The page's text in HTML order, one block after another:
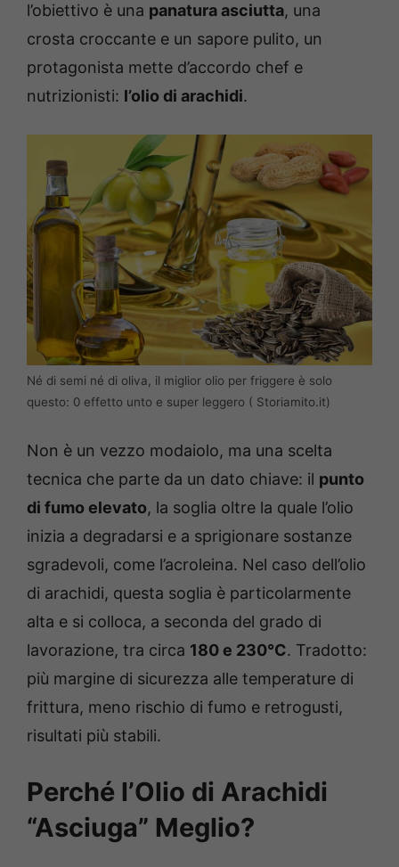
l’obiettivo è una panatura asciutta, una
crosta croccante e un sapore pulito, un
protagonista mette d’accordo chef e
nutrizionisti: l’olio di arachidi.
Né di semi né di oliva, il miglior olio per friggere è solo
questo: 0 effetto unto e super leggero ( Storiamito.it)
Non è un vezzo modaiolo, ma una scelta
tecnica che parte da un dato chiave: il punto
di fumo elevato, la soglia oltre la quale l’olio
inizia a degradarsi e a sprigionare sostanze
sgradevoli, come l’acroleina. Nel caso dell’olio
di arachidi, questa soglia è particolarmente
alta e si colloca, a seconda del grado di
lavorazione, tra circa 180 e 230°C. Tradotto:
più margine di sicurezza alle temperature di
frittura, meno rischio di fumo e retrogusti,
risultati più stabili.
Perché l’Olio di Arachidi
“Asciuga” Meglio?